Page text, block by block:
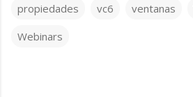
propiedades
vc6 ventanas
Webinars